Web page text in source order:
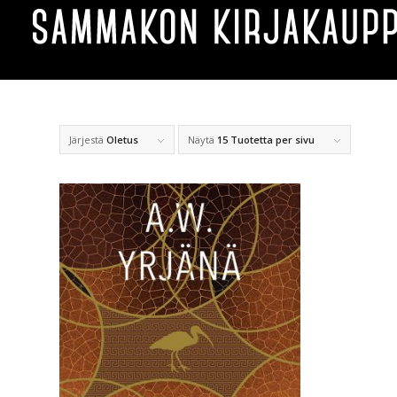
Järjestä Oletus Näytä 15 Tuotetta per sivu